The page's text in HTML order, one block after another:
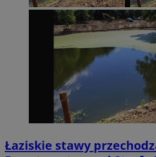
Łaziskie stawy